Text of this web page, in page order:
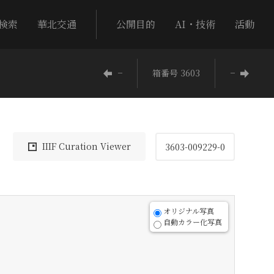
索 華北交通 公開目的 AI・技術 活動
− 箱番号 3603 −
IIIF Curation Viewer 3603-009229-0
オリジナル写真
自動カラー化写真